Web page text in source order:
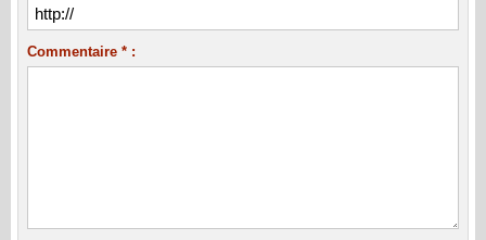
Commentaire * :